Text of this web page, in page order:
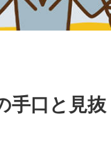
手口と見抜